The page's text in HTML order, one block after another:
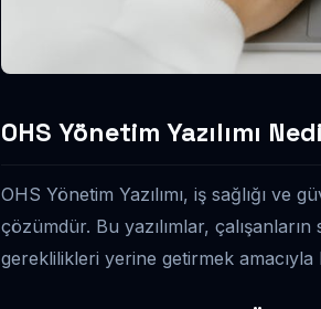
OHS Yönetim Yazılımı
OHS Yönetim Yazılımı, iş sağlığı ve
çözümdür. Bu yazılımlar,
gereklilikleri yerine getirmek amacıyla